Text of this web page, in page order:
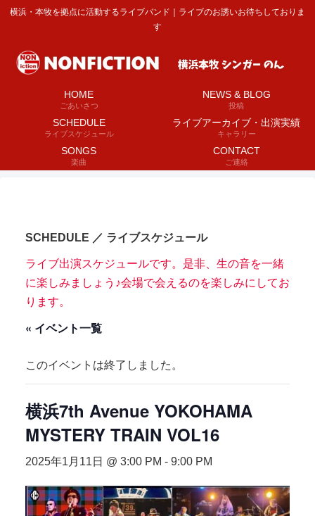
横浜・本牧を拠点に活動するライブバンド｜ライブのお誘いお待ちしておりま
す
HOME
ごあいさつ
NEWS & BLOG
投稿
SCHEDULE
ライブスケジュール
ライブアーカイブ・出演実績
キャラリー
SONGS
楽曲
CONTACT
ご連絡
SCHEDULE ／ ライブスケジュール
ライブ出演スケジュールです。是非、生の音を一緒
に楽しみましょう♪会場で会えるのを楽しみにしてお
ります。
« イベント一覧
このイベントは終了しました。
横浜7th Avenue YOKOHAMA
MYSTERY TRAIN VOL16
2025年1月11日 @ 3:00 PM - 9:00 PM